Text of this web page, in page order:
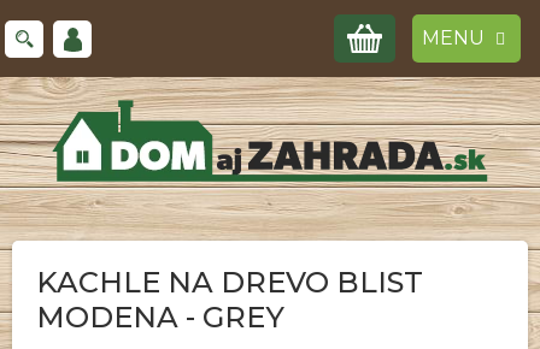
na
obsah
NÁKUPNÝ
KACHLE NA DREVO BLIST
MODENA - GREY